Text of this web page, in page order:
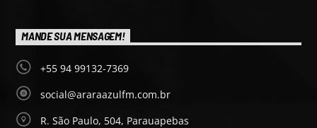
MANDE SUA MENSAGEM!
+55 94 99132-7369
social@araraazulfm.com.br
R. São Paulo, 504, Parauapebas